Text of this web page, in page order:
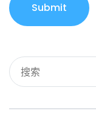
Submit